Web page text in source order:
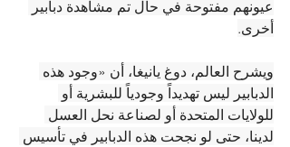
عيونهم مفتوحة في حال تم مشاهدة دبابير
أخرى.
ويشرح العالم، دوغ يانيغا، أن «وجود هذه
الدبابير ليس تهديداً وجودياً للبشرية أو
للولايات المتحدة أو لصناعة نحل العسل
لدينا، حتى لو نجحت هذه الدبابير في تأسيس